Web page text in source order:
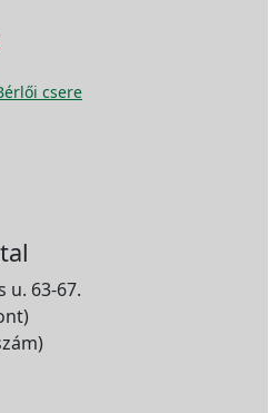
csere
u. 63-67.